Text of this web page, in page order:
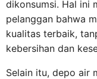
dikonsumsi. Hal ini
pelanggan bahwa
kualitas terbaik,
kebersihan dan
Selain itu, depo air